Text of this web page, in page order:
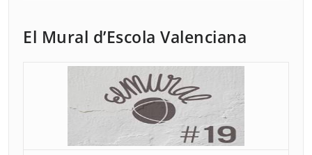
El Mural d’Escola Valenciana